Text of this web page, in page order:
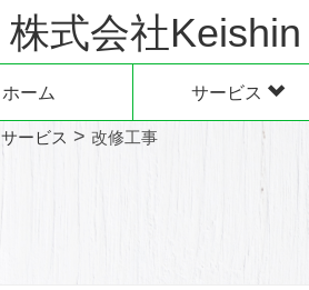
株式会社Keishin
ホーム サービス
サービス > 改修工事